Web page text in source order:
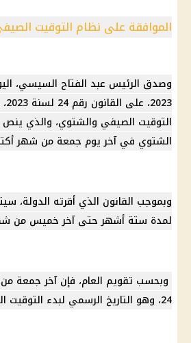
الموافقة على نظام التوقيت
وصدق الرئيس عبد الفتاح السيسي
2023، على القانون رقم 24 لسنة 2023، بالموافقة على نظام
التوقيت الصيفي والشتوي، والذي
الشتوي في آخر يوم جمعة من شهر
وبموجب القانون الذي أقرته الدولة،
لمدة ستة أشهر حتى آخر خميس من
وبحسب تقويم العام، فإن آخر جمعة
24، وهو التاريخ الرسمي لبدء